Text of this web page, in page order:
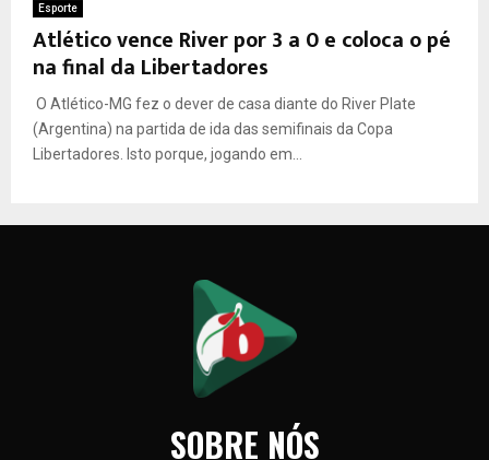
Esporte
Atlético vence River por 3 a 0 e coloca o pé
na final da Libertadores
O Atlético-MG fez o dever de casa diante do River Plate
(Argentina) na partida de ida das semifinais da Copa
Libertadores. Isto porque, jogando em...
SOBRE NÓS